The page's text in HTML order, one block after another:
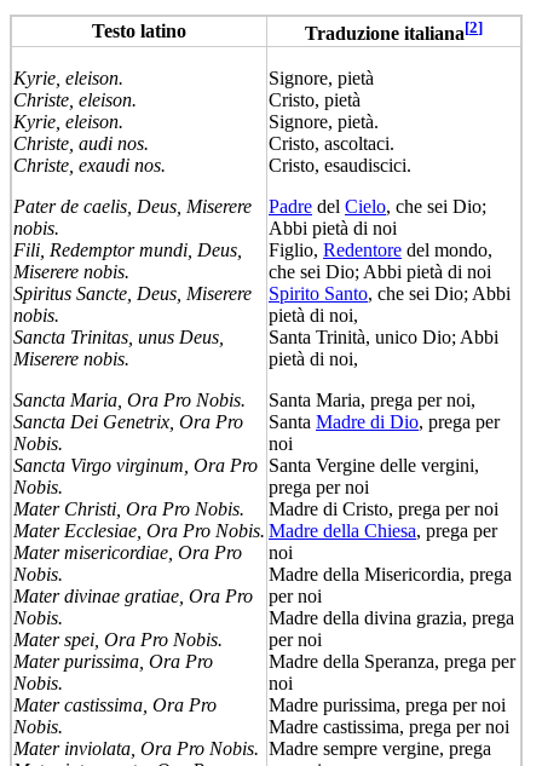
Testo latino Traduzione italiana[2]
Kyrie, eleison.
Christe, eleison.
Kyrie, eleison.
Christe, audi nos.
Christe, exaudi nos.
Pater de caelis, Deus, Miserere
nobis.
Fili, Redemptor mundi, Deus,
Miserere nobis.
Spiritus Sancte, Deus, Miserere
nobis.
Sancta Trinitas, unus Deus,
Miserere nobis.
Sancta Maria, Ora Pro Nobis.
Sancta Dei Genetrix, Ora Pro
Nobis.
Sancta Virgo virginum, Ora Pro
Nobis.
Mater Christi, Ora Pro Nobis.
Mater Ecclesiae, Ora Pro Nobis.
Mater misericordiae, Ora Pro
Nobis.
Mater divinae gratiae, Ora Pro
Nobis.
Mater spei, Ora Pro Nobis.
Mater purissima, Ora Pro
Nobis.
Mater castissima, Ora Pro
Nobis.
Mater inviolata, Ora Pro Nobis.
Signore, pietà
Cristo, pietà
Signore, pietà.
Cristo, ascoltaci.
Cristo, esaudiscici.
Padre del Cielo, che sei Dio;
Abbi pietà di noi
Figlio, Redentore del mondo,
che sei Dio; Abbi pietà di noi
Spirito Santo, che sei Dio; Abbi
pietà di noi,
Santa Trinità, unico Dio; Abbi
pietà di noi,
Santa Maria, prega per noi,
Santa Madre di Dio, prega per
noi
Santa Vergine delle vergini,
prega per noi
Madre di Cristo, prega per noi
Madre della Chiesa, prega per
noi
Madre della Misericordia, prega
per noi
Madre della divina grazia, prega
per noi
Madre della Speranza, prega per
noi
Madre purissima, prega per noi
Madre castissima, prega per noi
Madre sempre vergine, prega